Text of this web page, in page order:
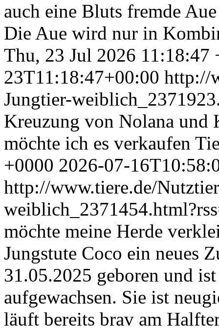
auch eine Bluts fremde
Die Aue wird nur in
Thu, 23 Jul 2026 11:18:47
23T11:18:47+00:00 http://
Jungtier-
Kreuzung von Nolana und
möchte ich es verkaufen
+0000 2026-07-
http://www.tiere.de/
möchte meine Herde
Jungstute Coco ein neues
31.05.2025 geboren und
aufgewachsen. Sie ist
läuft bereits brav am